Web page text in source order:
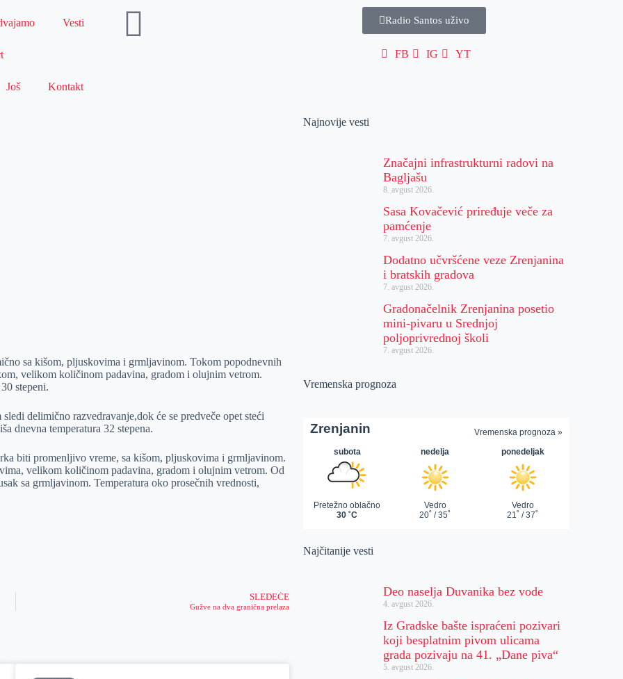
Vesti
Još Kontakt
Radio Santos uživo
FB IG YT
sa kišom, pljuskovima i grmljavinom. Tokom popodnevnih
velikom količinom padavina, gradom i olujnim vetrom.
stepeni.
delimično razvedravanje,dok će se predveče opet steći
dnevna temperatura 32 stepena.
biti promenljivo vreme, sa kišom, pljuskovima i grmljavinom.
velikom količinom padavina, gradom i olujnim vetrom. Od
sa grmljavinom. Temperatura oko prosečnih vrednosti,
SLEDEĆE
Gužve na dva granična prelaza
Najnovije vesti
Značajni infrastrukturni radovi na
Bagljašu
8. avgust 2026.
Sasa Kovačević priređuje veče za
pamćenje
7. avgust 2026.
Dodatno učvršćene veze Zrenjanina
i bratskih gradova
7. avgust 2026.
Gradonačelnik Zrenjanina posetio
mini-pivaru u Srednjoj
poljoprivrednoj školi
7. avgust 2026.
Vremenska prognoza
Najčitanije vesti
Deo naselja Duvanika bez vode
4. avgust 2026.
Iz Gradske bašte ispraćeni pozivari
koji besplatnim pivom ulicama
grada pozivaju na 41. „Dane piva“
5. avgust 2026.